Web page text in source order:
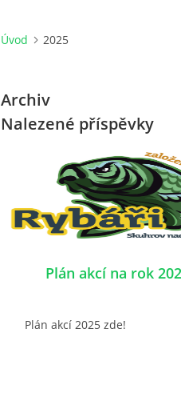
Úvod 2025
Archiv
Nalezené příspěvky
Plán akcí na rok
Plán akcí 2025 zde!